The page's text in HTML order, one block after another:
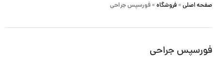
صفحه اصلی » فروشگاه » فورسپس جراحی
فورسپس جراحی